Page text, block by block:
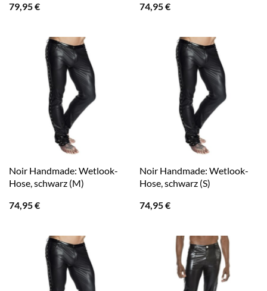
79,95€
74,95€
Noir Handmade: Wetlook-
Hose, schwarz (M)
74,95€
Noir Handmade: Wetlook-
Hose, schwarz (S)
74,95€